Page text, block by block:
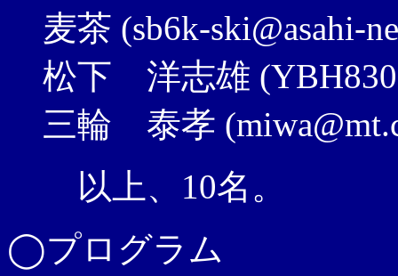
麦茶 (sb6k-ski@asahi-
松下 洋志雄
三輪 泰孝
以上、10名。
◯プログラム